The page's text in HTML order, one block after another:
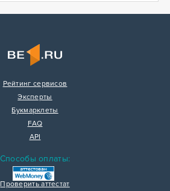
Рейтинг сервисов
Эксперты
Букмарклеты
FAQ
API
Способы оплаты:
Проверить аттестат